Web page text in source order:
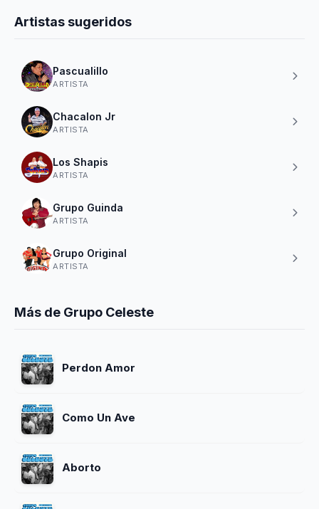
Artistas sugeridos
Pascualillo
ARTISTA
Chacalon Jr
ARTISTA
Los Shapis
ARTISTA
Grupo Guinda
ARTISTA
Grupo Original
ARTISTA
Más de Grupo Celeste
Perdon Amor
Como Un Ave
Aborto